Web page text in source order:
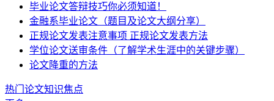
毕业论文答辩技巧你必须知道！
金融系毕业论文（题目及论文大纲分享）
正规论文发表注意事项 正规论文发表方法
学位论文送审条件（了解学术生涯中的关键步骤）
论文降重的方法
热门论文知识焦点